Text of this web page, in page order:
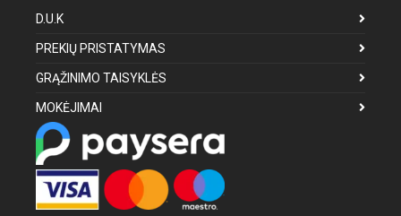
D.U.K
PREKIŲ PRISTATYMAS
GRĄŽINIMO TAISYKLĖS
MOKĖJIMAI